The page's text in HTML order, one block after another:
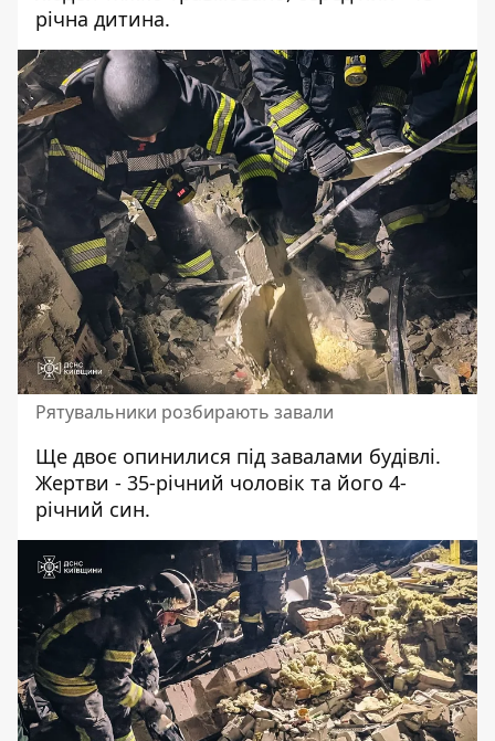
річна дитина.
Рятувальники розбирають завали
Ще двоє опинилися під завалами будівлі.
Жертви - 35-річний чоловік та його 4-
річний син.